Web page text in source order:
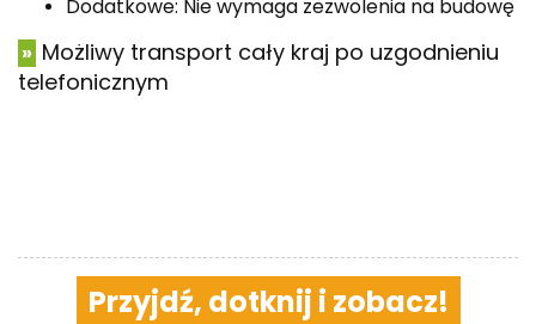
Dodatkowe: Nie wymaga zezwolenia na budowę
» Możliwy transport cały kraj po uzgodnieniu
telefonicznym
Przyjdź, dotknij i zobacz!